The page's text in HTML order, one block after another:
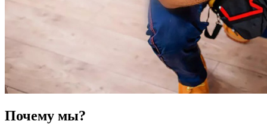
Почему мы?